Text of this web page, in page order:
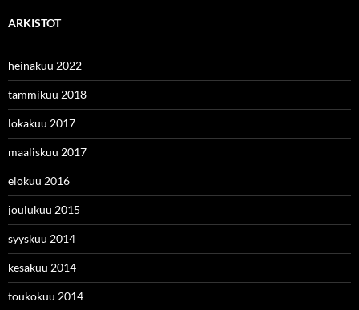
ARKISTOT
heinäkuu 2022
tammikuu 2018
lokakuu 2017
maaliskuu 2017
elokuu 2016
joulukuu 2015
syyskuu 2014
kesäkuu 2014
toukokuu 2014